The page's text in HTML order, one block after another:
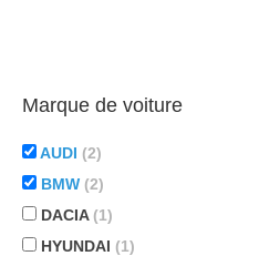
Marque de voiture
AUDI (2)
BMW (2)
DACIA (1)
HYUNDAI (1)